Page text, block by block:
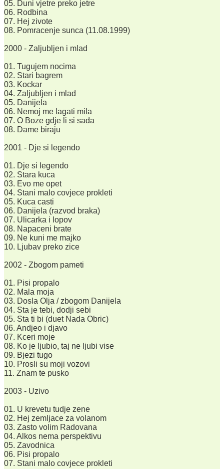
05. Duni vjetre preko jetre
06. Rodbina
07. Hej zivote
08. Pomracenje sunca (11.08.1999)
2000 - Zaljubljen i mlad
01. Tugujem nocima
02. Stari bagrem
03. Kockar
04. Zaljubljen i mlad
05. Danijela
06. Nemoj me lagati mila
07. O Boze gdje li si sada
08. Dame biraju
2001 - Dje si legendo
01. Dje si legendo
02. Stara kuca
03. Evo me opet
04. Stani malo covjece prokleti
05. Kuca casti
06. Danijela (razvod braka)
07. Ulicarka i lopov
08. Napaceni brate
09. Ne kuni me majko
10. Ljubav preko zice
2002 - Zbogom pameti
01. Pisi propalo
02. Mala moja
03. Dosla Olja / zbogom Danijela
04. Sta je tebi, dodji sebi
05. Sta ti bi (duet Nada Obric)
06. Andjeo i djavo
07. Kceri moje
08. Ko je ljubio, taj ne ljubi vise
09. Bjezi tugo
10. Prosli su moji vozovi
11. Znam te pusko
2003 - Uzivo
01. U krevetu tudje zene
02. Hej zemljace za volanom
03. Zasto volim Radovana
04. Alkos nema perspektivu
05. Zavodnica
06. Pisi propalo
07. Stani malo covjece prokleti